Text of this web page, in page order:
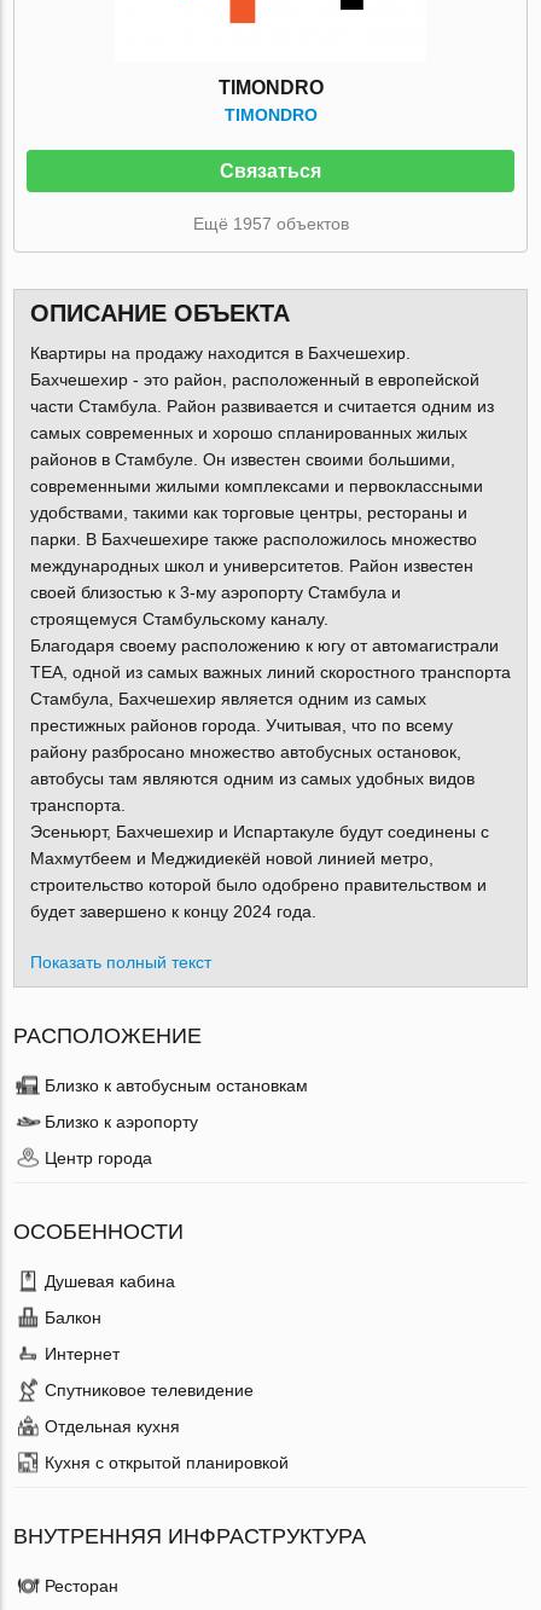
TIMONDRO
TIMONDRO
Связаться
Ещё 1957 объектов
ОПИСАНИЕ ОБЪЕКТА
Квартиры на продажу находится в Бахчешехир.
Бахчешехир - это район, расположенный в европейской
части Стамбула. Район развивается и считается одним из
самых современных и хорошо спланированных жилых
районов в Стамбуле. Он известен своими большими,
современными жилыми комплексами и первоклассными
удобствами, такими как торговые центры, рестораны и
парки. В Бахчешехире также расположилось множество
международных школ и университетов. Район известен
своей близостью к 3-му аэропорту Стамбула и
строящемуся Стамбульскому каналу.
Благодаря своему расположению к югу от автомагистрали
ТЕА, одной из самых важных линий скоростного транспорта
Стамбула, Бахчешехир является одним из самых
престижных районов города. Учитывая, что по всему
району разбросано множество автобусных остановок,
автобусы там являются одним из самых удобных видов
транспорта.
Эсеньюрт, Бахчешехир и Испартакуле будут соединены с
Махмутбеем и Меджидиекёй новой линией метро,
строительство которой было одобрено правительством и
будет завершено к концу 2024 года.
Показать полный текст
РАСПОЛОЖЕНИЕ
Близко к автобусным остановкам
Близко к аэропорту
Центр города
ОСОБЕННОСТИ
Душевая кабина
Балкон
Интернет
Спутниковое телевидение
Отдельная кухня
Кухня с открытой планировкой
ВНУТРЕННЯЯ ИНФРАСТРУКТУРА
Ресторан